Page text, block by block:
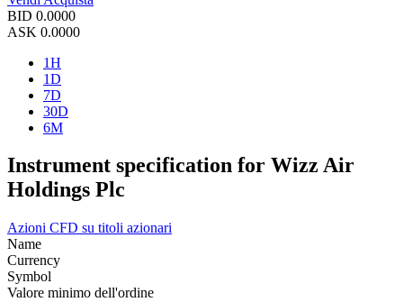
BID 0.0000
ASK 0.0000
1H
1D
7D
30D
6M
Instrument specification for Wizz Air
Holdings Plc
Azioni CFD su titoli azionari
Name
Currency
Symbol
Valore minimo dell'ordine